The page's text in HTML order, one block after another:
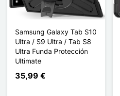
Samsung Galaxy Tab S10
Ultra / S9 Ultra / Tab S8
Ultra Funda Protección
Ultimate
35,99 €